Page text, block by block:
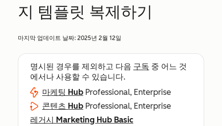
지 템플릿 복제하기
마지막 업데이트 날짜: 2025년 2월 12일
명시된 경우를 제외하고 다음 구독 중 어느 것
에서나 사용할 수 있습니다.
마케팅 Hub Professional, Enterprise
콘텐츠 Hub Professional, Enterprise
레거시 Marketing Hub Basic